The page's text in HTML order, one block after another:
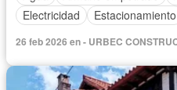
Electricidad
Estacionamiento
26 feb 2026 en - URBEC